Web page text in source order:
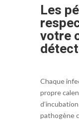
Les
votre
Chaque
propre
pathogène